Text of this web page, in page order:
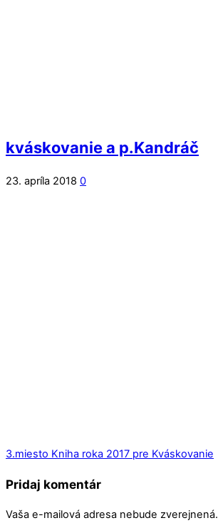
kváskovanie a p.Kandráč
23. apríla 2018 0
3.miesto Kniha roka 2017 pre Kváskovanie
Pridaj komentár
Vaša e-mailová adresa nebude zverejnená.